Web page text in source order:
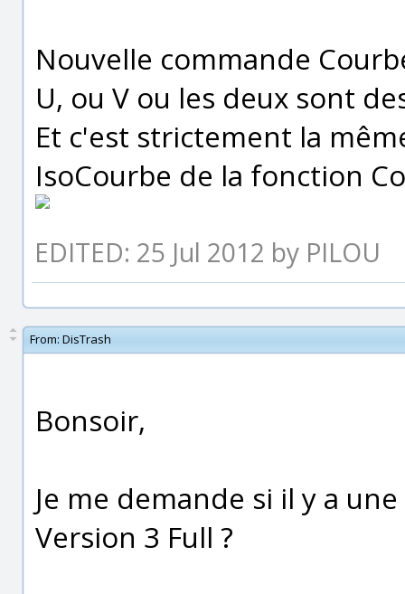
Nouvelle commande
U, ou V ou les deux sont
Et c'est strictement la
IsoCourbe de la fonction
EDITED: 25 Jul 2012 by PILOU
From: DisTrash
Bonsoir,
Je me demande si il y a
Version 3 Full ?